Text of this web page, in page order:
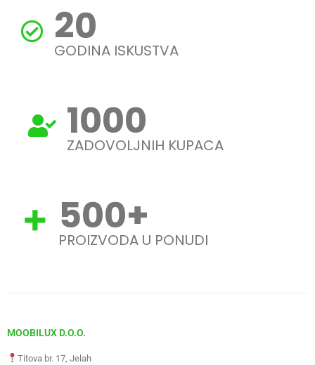
20
GODINA ISKUSTVA
1000
ZADOVOLJNIH KUPACA
500+
PROIZVODA U PONUDI
MOOBILUX D.O.O.
Titova br. 17, Jelah